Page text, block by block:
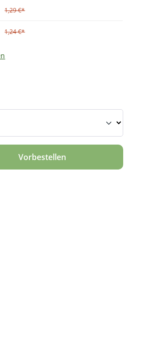
1,29 €*
1,24 €*
gewünschten Wert ein
Vorbestellen